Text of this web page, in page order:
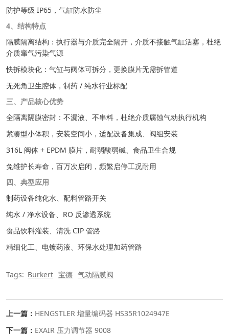
防护等级 IP65， 气缸防水防尘
4、结构特点
隔膜隔离结构：执行器与介质完全隔开，介质不接触气缸活塞，杜绝
介质窜气污染气源
快拆模块化：气缸与阀体可拆分，更换膜片无需拆管道
无死角卫生腔体，制药 / 纯水行业标配
三、产品核心优势
全隔离隔膜密封：不漏液、不串料，杜绝介质腐蚀气动执行机构
紧凑型小体积，安装空间小，适配设备集成、阀组安装
316L 阀体 + EPDM 膜片，耐弱酸弱碱、食品卫生合规
免维护长寿命，百万次启闭，频繁启停工况耐用
四、典型应用
制药设备纯化水、配料管路开关
纯水 / 净水设备、RO 反渗透系统
食品饮料灌装、清洗 CIP 管路
精细化工、电镀药液、环保水处理加药管路
Tags: Burkert 宝德 气动隔膜阀
上一篇： HENGSTLER 增量编码器 HS35R1024947E
下一篇： EXAIR 压力调节器 9008